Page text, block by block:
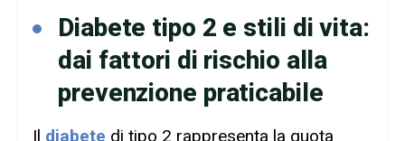
Diabete tipo 2 e stili di vita:
dai fattori di rischio alla
prevenzione praticabile
Il diabete di tipo 2 rappresenta la quota